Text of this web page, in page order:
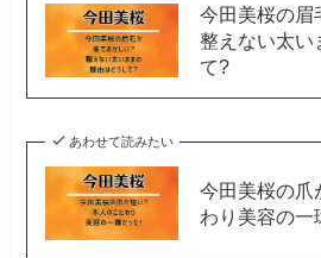
今田美桜の眉
整えない太い
て?
あわせて読みたい
今田美桜の爪
わり美容の一